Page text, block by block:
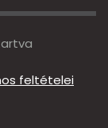
feltételei